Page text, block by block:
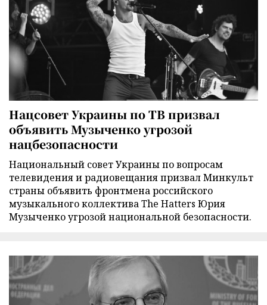
Нацсовет Украины по ТВ призвал
объявить Музыченко угрозой
нацбезопасности
Национальный совет Украины по вопросам
телевидения и радиовещания призвал Минкульт
страны объявить фронтмена российского
музыкального коллектива The Hatters Юрия
Музыченко угрозой национальной безопасности.